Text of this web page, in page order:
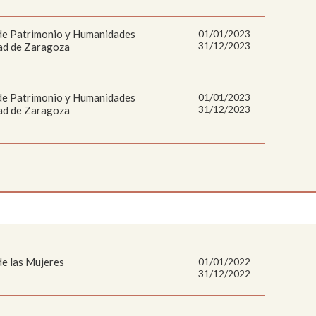
Patrimonio y Humanidades
de Zaragoza
01/01/2023
31/12/2023
Patrimonio y Humanidades
de Zaragoza
01/01/2023
31/12/2023
las Mujeres
01/01/2022
31/12/2022